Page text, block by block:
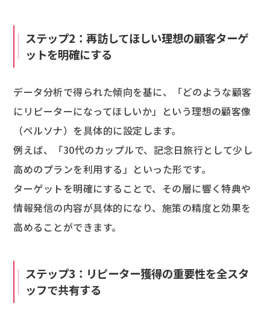
ステップ2：再訪してほしい理想の顧客ターゲ
ットを明確にする
データ分析で得られた傾向を基に、「どのような顧客
にリピーターになってほしいか」という理想の顧客像
（ペルソナ）を具体的に設定します。
例えば、「30代のカップルで、記念日旅行として少し
高めのプランを利用する」といった形です。
ターゲットを明確にすることで、その層に響く特典や
情報発信の内容が具体的になり、施策の精度と効果を
高めることができます。
ステップ3：リピーター獲得の重要性を全スタ
ッフで共有する